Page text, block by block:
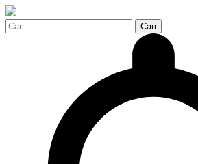
Cari
untuk: